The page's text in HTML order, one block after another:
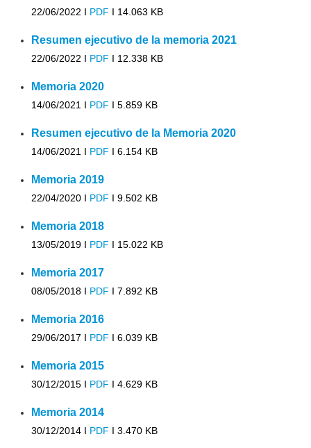
22/06/2022 I PDF I 14.063 KB
Resumen ejecutivo de la memoria 2021
22/06/2022 I PDF I 12.338 KB
Memoria 2020
14/06/2021 I PDF I 5.859 KB
Resumen ejecutivo de la Memoria 2020
14/06/2021 I PDF I 6.154 KB
Memoria 2019
22/04/2020 I PDF I 9.502 KB
Memoria 2018
13/05/2019 I PDF I 15.022 KB
Memoria 2017
08/05/2018 I PDF I 7.892 KB
Memoria 2016
29/06/2017 I PDF I 6.039 KB
Memoria 2015
30/12/2015 I PDF I 4.629 KB
Memoria 2014
30/12/2014 I PDF I 3.470 KB